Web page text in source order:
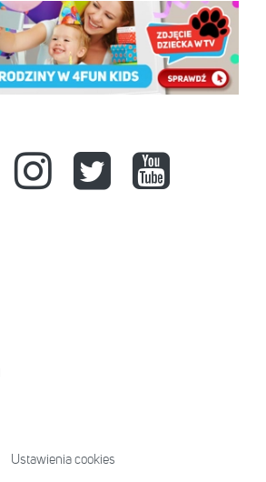
Ustawienia cookies